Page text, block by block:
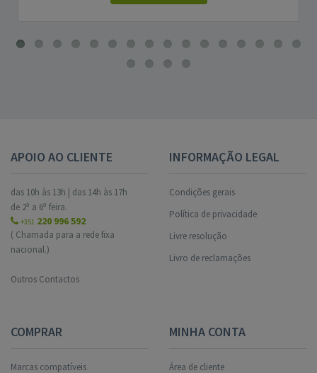
APOIO AO CLIENTE
das 10h às 13h | das 14h às 17h
de 2ª a 6ª feira.
+351 220 996 592
( Chamada para a rede fixa
nacional.)
Outros Contactos
INFORMAÇÃO LEGAL
Condições gerais
Política de privacidade
Livre resolução
Livro de reclamações
COMPRAR
Marcas compatíveis
MINHA CONTA
Área de cliente